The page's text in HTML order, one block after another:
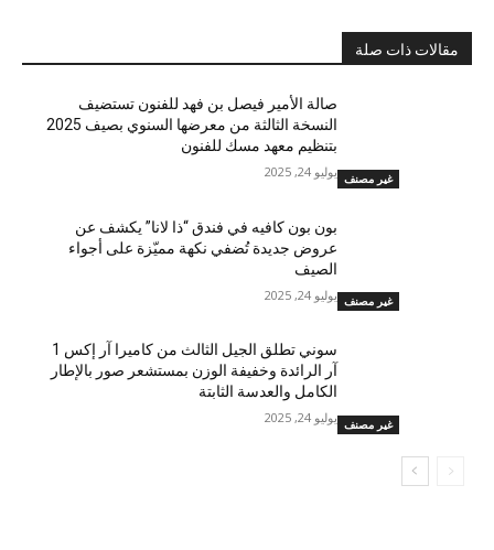
مقالات ذات صلة
غير مصنف
صالة الأمير فيصل بن فهد للفنون تستضيف
النسخة الثالثة من معرضها السنوي بصيف 2025
بتنظيم معهد مسك للفنون
يوليو 24, 2025
غير مصنف
بون بون كافيه في فندق “ذا لانا” يكشف عن
عروض جديدة تُضفي نكهة مميّزة على أجواء
الصيف
يوليو 24, 2025
غير مصنف
سوني تطلق الجيل الثالث من كاميرا آر إكس 1
آر الرائدة وخفيفة الوزن بمستشعر صور بالإطار
الكامل والعدسة الثابتة
يوليو 24, 2025